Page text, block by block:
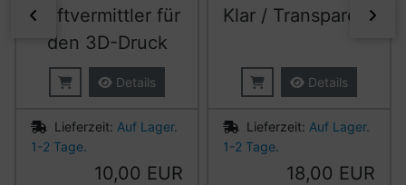
zurück
Haftvermittler für
den 3D-Druck
Details
Lieferzeit: Auf Lager.
1-2 Tage.
10,00 EUR
Klar / Transparent
Details
Lieferzeit: Auf Lager.
1-2 Tage.
18,00 EUR